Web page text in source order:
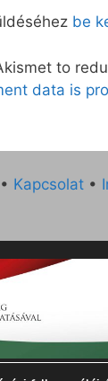
be
to
data is
• Kapcsolat •
hetilap